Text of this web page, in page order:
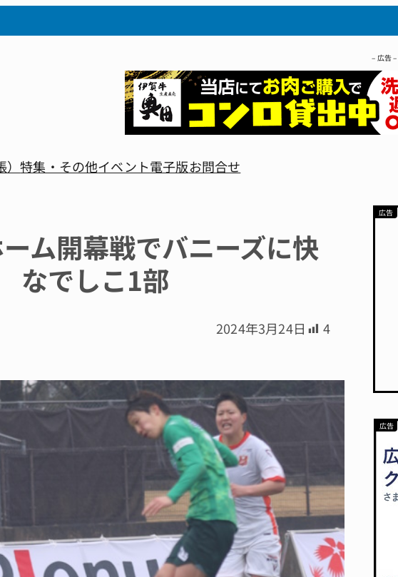
– 広告 –
）特集・その他イベント電子版お問合せ
ム開幕戦でバニーズに快
でしこ1部
2024年3月24日 4